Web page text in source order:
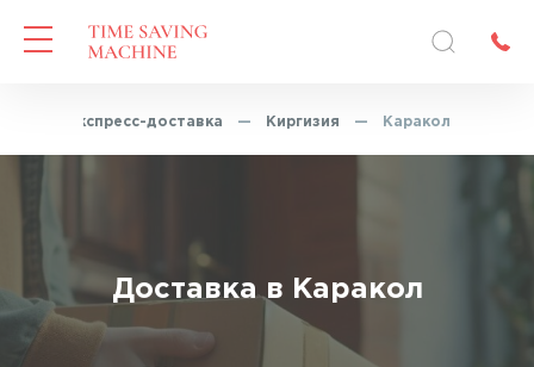
Экспресс-доставка — Киргизия — Каракол
Доставка в Каракол